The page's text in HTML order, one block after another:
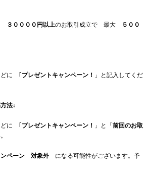
３００００円以上のお取引成立で 最大
５００
どに ｢ プレゼントキャンペーン！
」と記入してくだ
法↓
どに ｢ プレゼントキャンペーン！ 」と「 前回のお取
ンペーン 対象外 になる可能性がございます。予